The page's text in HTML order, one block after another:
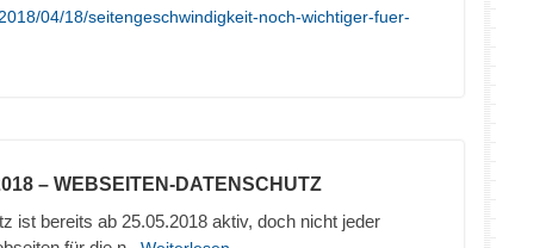
04/18/seitengeschwindigkeit-noch-wichtiger-fuer-
– WEBSEITEN-DATENSCHUTZ
ist bereits ab 25.05.2018 aktiv, doch nicht jeder